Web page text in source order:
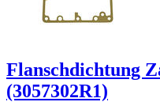
Flanschdichtung
(3057302R1)